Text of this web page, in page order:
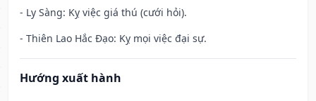
- Ly Sàng: Kỵ việc giá thú (cưới hỏi).
- Thiên Lao Hắc Đạo: Kỵ mọi việc đại sự.
Hướng xuất hành